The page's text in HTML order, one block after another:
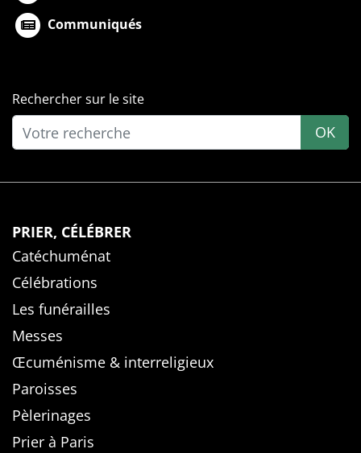
Communiqués
Rechercher sur le site
OK
PRIER, CÉLÉBRER
Catéchuménat
Célébrations
Les funérailles
Messes
Œcuménisme & interreligieux
Paroisses
Pèlerinages
Prier à Paris